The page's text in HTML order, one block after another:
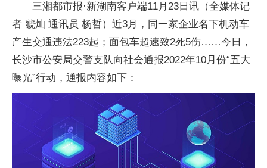
三湘都市报·新湖南客户端11月23日讯（全媒体记
者 虢灿 通讯员 杨哲）近3月，同一家企业名下机动车
产生交通违法223起；面包车超速致2死5伤……今日，
长沙市公安局交警支队向社会通报2022年10月份“五大
曝光”行动，通报内容如下：